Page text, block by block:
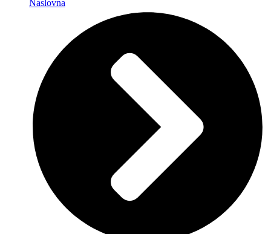
Naslovna